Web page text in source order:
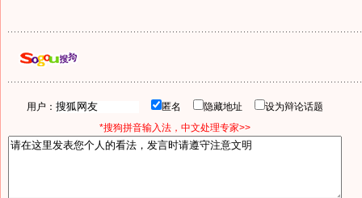
用户： 匿名 隐藏地址
设为辩论话题
*搜狗拼音输入法，中文处理专家>>